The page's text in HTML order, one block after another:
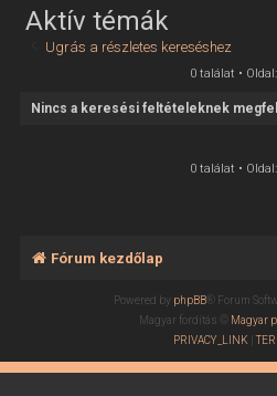
Aktív témák
Ugrás a részletes kereséshez
0 találat • Oldal:
Nincs a keresési feltételeknek
0 találat • Oldal:
Fórum kezdőlap
Powered by phpBB® Forum
Magyar fordítás ©
Magyar
PRIVACY_LINK|